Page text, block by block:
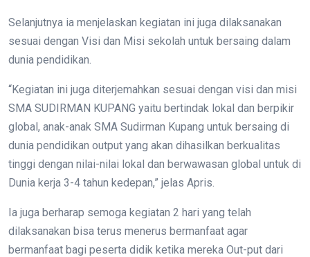
Selanjutnya ia menjelaskan kegiatan ini juga dilaksanakan
sesuai dengan Visi dan Misi sekolah untuk bersaing dalam
dunia pendidikan.
“Kegiatan ini juga diterjemahkan sesuai dengan visi dan misi
SMA SUDIRMAN KUPANG yaitu bertindak lokal dan berpikir
global, anak-anak SMA Sudirman Kupang untuk bersaing di
dunia pendidikan output yang akan dihasilkan berkualitas
tinggi dengan nilai-nilai lokal dan berwawasan global untuk di
Dunia kerja 3-4 tahun kedepan,” jelas Apris.
Ia juga berharap semoga kegiatan 2 hari yang telah
dilaksanakan bisa terus menerus bermanfaat agar
bermanfaat bagi peserta didik ketika mereka Out-put dari